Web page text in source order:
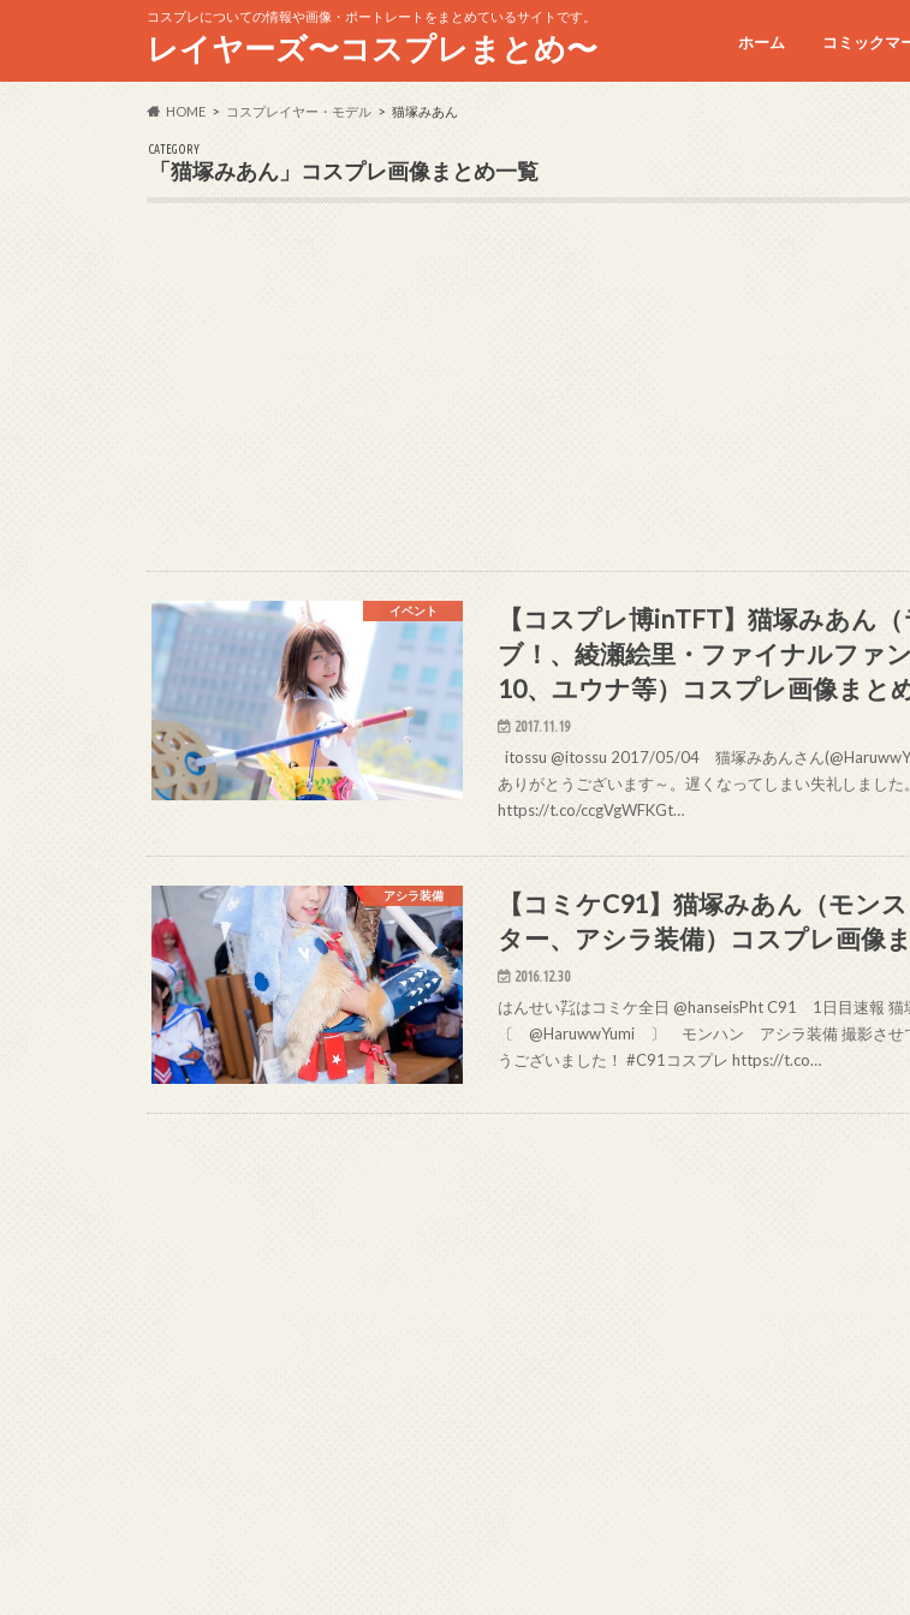
コスプレについての情報や画像・ポートレートをまとめているサイトです。
レイヤーズ〜コスプレまとめ〜 ホーム コミックマ
コミケC90
コミケC91
コミケC92
コミケC93
コミケC94
コミケC95
HOME コスプレイヤー・モデル 猫塚みあん
CATEGORY
「猫塚みあん」コスプレ画像まとめ一覧
イベント
【コスプレ博inTFT】猫塚みあん
ブ！、綾瀬絵里・ファイナルファ
10、ユウナ等）コスプレ画像まと
2017.11.19
itossu @itossu 2017/05/04 猫塚みあんさん
ありがとうございます～。遅くなってしまい失礼しました。
https://t.co/ccgVgWFKGt…
アシラ装備
【コミケC91】猫塚みあん（モン
ター、アシラ装備）コスプレ画像
2016.12.30
はんせい㌠はコミケ全日 @hanseisPht C91 1日目速報
〔 @HaruwwYumi 〕 モンハン アシラ装備 撮影させ
うございました！ #C91コスプレ https://t.co…